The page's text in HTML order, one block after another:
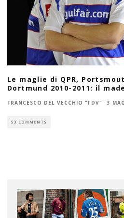
Le maglie di QPR,
Dortmund 2010-2011: il
FRANCESCO DEL VECCHIO "FDV" · 3
53 COMMENTS